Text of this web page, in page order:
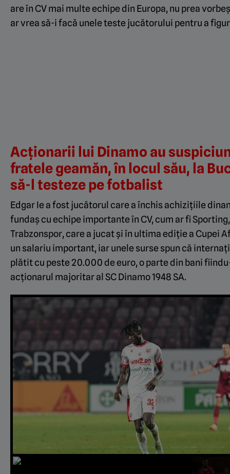
are în CV mai multe echipe din Europa, nu prea
ar vrea să-i facă unele teste jucătorului pentru a
Acționarii lui Dinamo au
fratele geamăn, în locul său, la
să-l testeze pe fotbalist
Edgar Ie a fost jucătorul care a închis achizițiile
fundaș cu echipe importante în CV, cum ar fi
Trabzonspor, care a jucat și în ultima ediție a Cupei
un salariu important, iar unele surse spun că
plătit cu peste 20.000 de euro, o parte din bani
acționarul majoritar al SC Dinamo 1948 SA.